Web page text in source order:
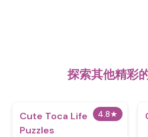
探索其他精彩
4.8★
Cute Toca Life
Puzzles